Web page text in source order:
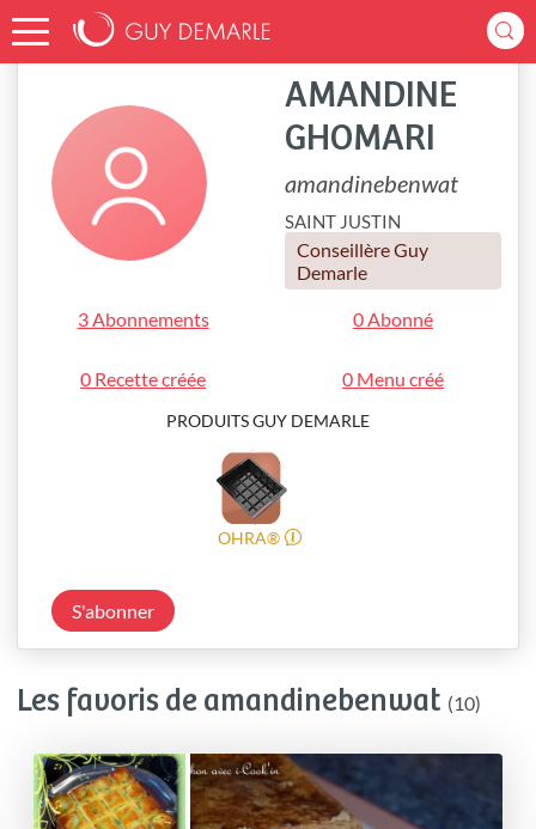
Accueil amandinebenwat
AMANDINE
GHOMARI
amandinebenwat
SAINT JUSTIN
Conseillère Guy
Demarle
3 Abonnements 0 Abonné
0 Recette créée 0 Menu créé
PRODUITS GUY DEMARLE
OHRA®
S'abonner
Les favoris de amandinebenwat (10)